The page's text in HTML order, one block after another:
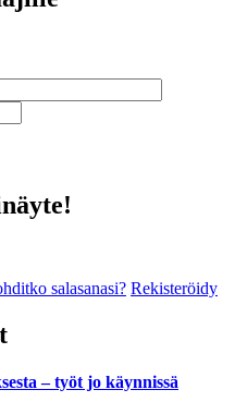
salasanasi? Rekisteröidy
– työt jo käynnissä